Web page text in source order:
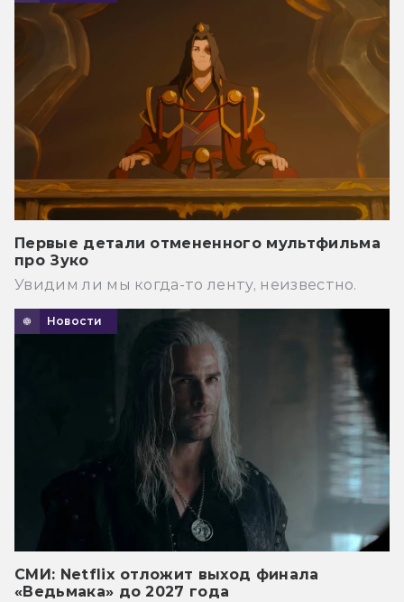
Первые детали отмененного мультфильма
про Зуко
Увидим ли мы когда-то ленту, неизвестно.
Новости
СМИ: Netflix отложит выход финала
«Ведьмака» до 2027 года